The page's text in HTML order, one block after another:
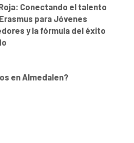
Conectando el talento
para Jóvenes
y la fórmula del éxito
en Almedalen?